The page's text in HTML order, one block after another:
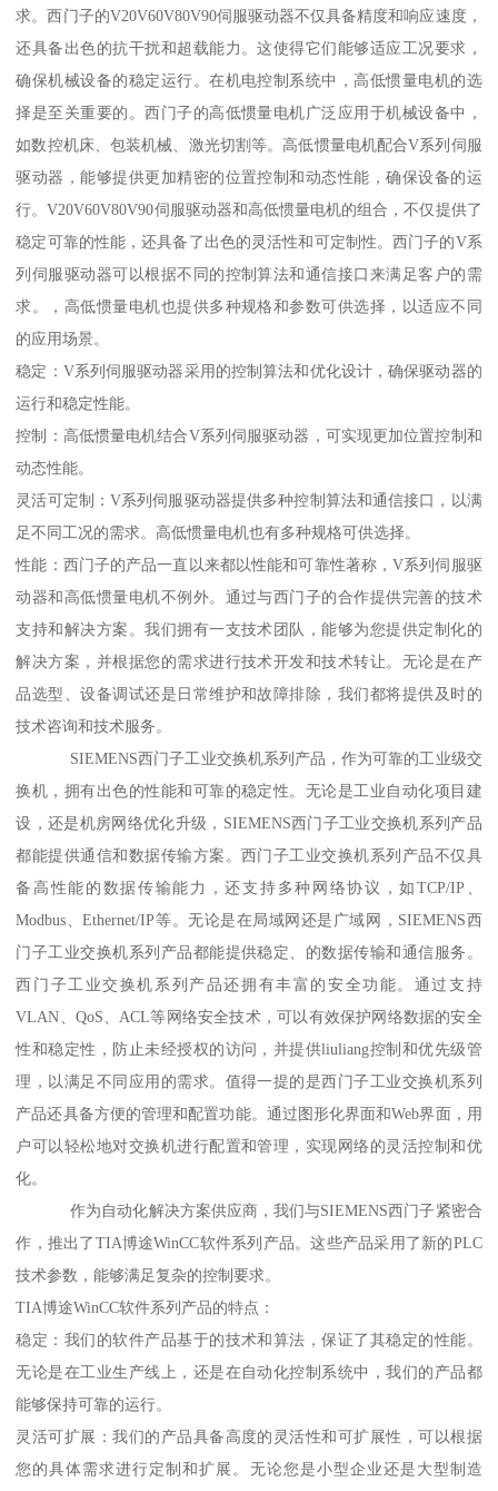
求。西门子的V20V60V80V90伺服驱动器不仅具备精度和响应速度，
还具备出色的抗干扰和超载能力。这使得它们能够适应工况要求，
确保机械设备的稳定运行。在机电控制系统中，高低惯量电机的选
择是至关重要的。西门子的高低惯量电机广泛应用于机械设备中，
如数控机床、包装机械、激光切割等。高低惯量电机配合V系列伺服
驱动器，能够提供更加精密的位置控制和动态性能，确保设备的运
行。V20V60V80V90伺服驱动器和高低惯量电机的组合，不仅提供了
稳定可靠的性能，还具备了出色的灵活性和可定制性。西门子的V系
列伺服驱动器可以根据不同的控制算法和通信接口来满足客户的需
求。，高低惯量电机也提供多种规格和参数可供选择，以适应不同
的应用场景。
稳定：V系列伺服驱动器采用的控制算法和优化设计，确保驱动器的
运行和稳定性能。
控制：高低惯量电机结合V系列伺服驱动器，可实现更加位置控制和
动态性能。
灵活可定制：V系列伺服驱动器提供多种控制算法和通信接口，以满
足不同工况的需求。高低惯量电机也有多种规格可供选择。
性能：西门子的产品一直以来都以性能和可靠性著称，V系列伺服驱
动器和高低惯量电机不例外。通过与西门子的合作提供完善的技术
支持和解决方案。我们拥有一支技术团队，能够为您提供定制化的
解决方案，并根据您的需求进行技术开发和技术转让。无论是在产
品选型、设备调试还是日常维护和故障排除，我们都将提供及时的
技术咨询和技术服务。
SIEMENS西门子工业交换机系列产品，作为可靠的工业级交
换机，拥有出色的性能和可靠的稳定性。无论是工业自动化项目建
设，还是机房网络优化升级，SIEMENS西门子工业交换机系列产品
都能提供通信和数据传输方案。西门子工业交换机系列产品不仅具
备高性能的数据传输能力，还支持多种网络协议，如TCP/IP、
Modbus、Ethernet/IP等。无论是在局域网还是广域网，SIEMENS西
门子工业交换机系列产品都能提供稳定、的数据传输和通信服务。
西门子工业交换机系列产品还拥有丰富的安全功能。通过支持
VLAN、QoS、ACL等网络安全技术，可以有效保护网络数据的安全
性和稳定性，防止未经授权的访问，并提供liuliang控制和优先级管
理，以满足不同应用的需求。值得一提的是西门子工业交换机系列
产品还具备方便的管理和配置功能。通过图形化界面和Web界面，用
户可以轻松地对交换机进行配置和管理，实现网络的灵活控制和优
化。
作为自动化解决方案供应商，我们与SIEMENS西门子紧密合
作，推出了TIA博途WinCC软件系列产品。这些产品采用了新的PLC
技术参数，能够满足复杂的控制要求。
TIA博途WinCC软件系列产品的特点：
稳定：我们的软件产品基于的技术和算法，保证了其稳定的性能。
无论是在工业生产线上，还是在自动化控制系统中，我们的产品都
能够保持可靠的运行。
灵活可扩展：我们的产品具备高度的灵活性和可扩展性，可以根据
您的具体需求进行定制和扩展。无论您是小型企业还是大型制造